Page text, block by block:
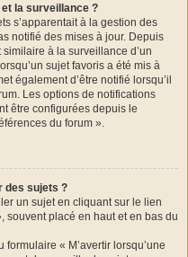
la surveillance ?
s’apparentait à la gestion des
notifié des mises à jour. Depuis
à la surveillance d’un
sujet favoris a été mis à
également d’être notifié lorsqu’il
Les options de notifications
être configurées depuis le
du forum ».
des sujets ?
un sujet en cliquant sur le lien
souvent placé en haut et en bas du
« M’avertir lorsqu’une